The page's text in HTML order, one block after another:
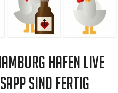
Hafen Live
sind fertig